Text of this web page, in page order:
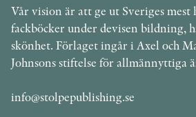
Vår vision är att ge ut Sveriges
fackböcker under devisen bildning,
skönhet. Förlaget ingår i Axel och
Johnsons stiftelse för allmännyttiga
info@stolpepublishing.se